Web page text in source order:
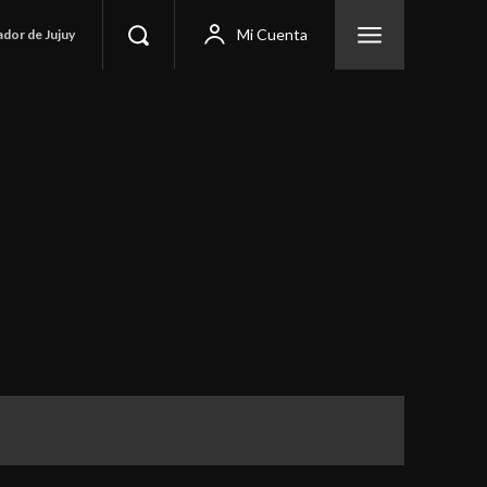
de Jujuy Mi Cuenta